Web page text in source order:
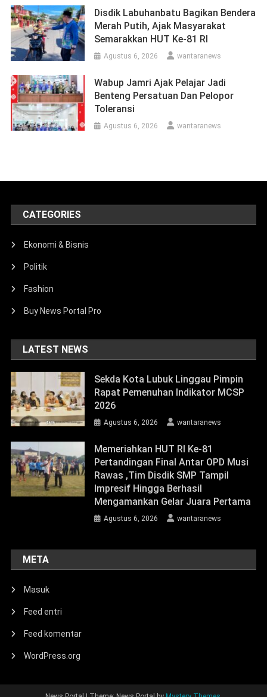
Disdik Labuhanbatu Bagikan Bendera
Merah Putih, Ajak Masyarakat
Semarakkan HUT Ke-81 RI
Agustus 6, 2026 wantaranews
Wabup Jamri Ajak Pelajar Jadi
Benteng Persatuan Dan Pelopor
Toleransi
Agustus 6, 2026 wantaranews
CATEGORIES
Ekonomi & Bisnis
Politik
Fashion
Buy News Portal Pro
LATEST NEWS
Sekda Kota Lubuk Linggau Pimpin
Rapat Pemenuhan Indikator MCSP
2026
Agustus 6, 2026 wantaranews
Memeriahkan HUT RI Ke-81
Pertandingan Final Antar OPD Musi
Rawas ,Tim Disdik SMP Tampil
Impresif Hingga Berhasil
Mengamankan Gelar Juara Pertama
Agustus 6, 2026 wantaranews
META
Masuk
Feed entri
Feed komentar
WordPress.org